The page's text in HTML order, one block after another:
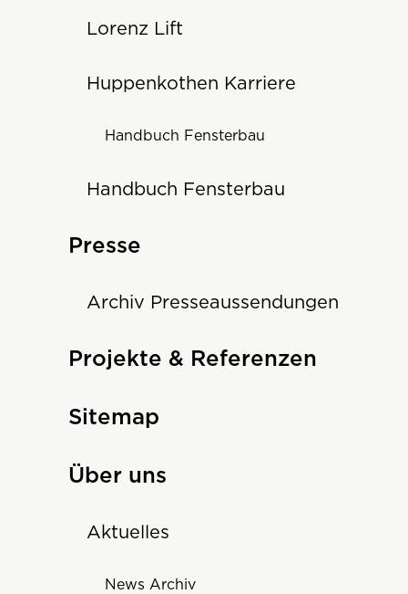
Lorenz Lift
Huppenkothen Karriere
Handbuch Fensterbau
Handbuch Fensterbau
Presse
Archiv Presseaussendungen
Projekte & Referenzen
Sitemap
Über uns
Aktuelles
News Archiv